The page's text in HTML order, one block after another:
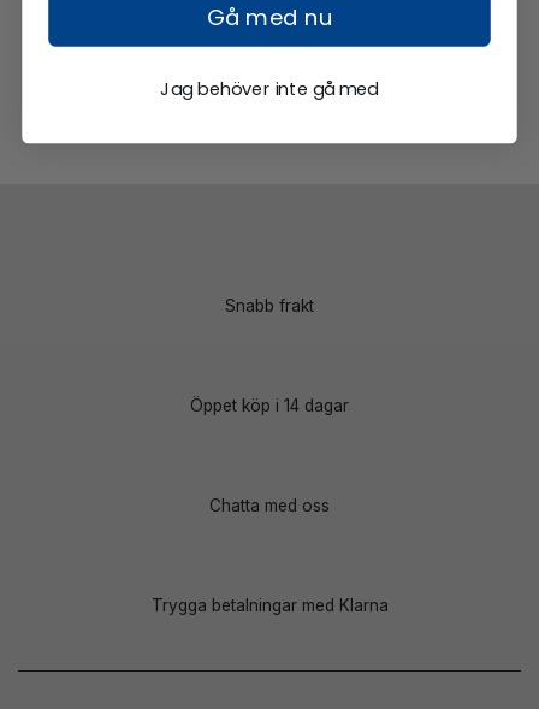
Snabb frakt
Öppet köp i 14 dagar
Chatta med oss
Trygga betalningar med Klarna
Gå med nu
Jag behöver inte gå med